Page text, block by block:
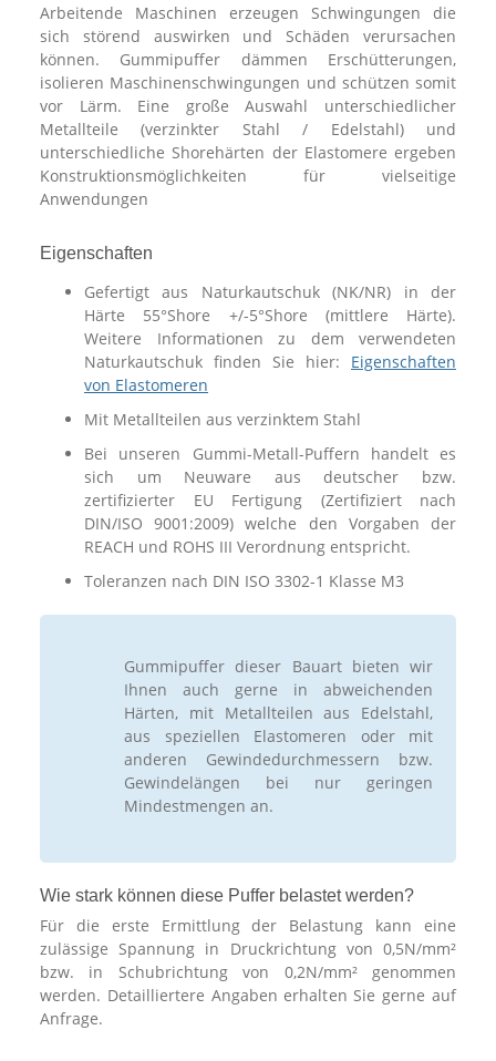
Arbeitende Maschinen erzeugen Schwingungen die
sich störend auswirken und Schäden verursachen
können. Gummipuffer dämmen Erschütterungen,
isolieren Maschinenschwingungen und schützen somit
vor Lärm. Eine große Auswahl unterschiedlicher
Metallteile (verzinkter Stahl / Edelstahl) und
unterschiedliche Shorehärten der Elastomere ergeben
Konstruktionsmöglichkeiten für vielseitige
Anwendungen
Eigenschaften
Gefertigt aus Naturkautschuk (NK/NR) in der
Härte 55°Shore +/-5°Shore (mittlere Härte).
Weitere Informationen zu dem verwendeten
Naturkautschuk finden Sie hier: Eigenschaften
von Elastomeren
Mit Metallteilen aus verzinktem Stahl
Bei unseren Gummi-Metall-Puffern handelt es
sich um Neuware aus deutscher bzw.
zertifizierter EU Fertigung (Zertifiziert nach
DIN/ISO 9001:2009) welche den Vorgaben der
REACH und ROHS III Verordnung entspricht.
Toleranzen nach DIN ISO 3302-1 Klasse M3
Gummipuffer dieser Bauart bieten wir
Ihnen auch gerne in abweichenden
Härten, mit Metallteilen aus Edelstahl,
aus speziellen Elastomeren oder mit
anderen Gewindedurchmessern bzw.
Gewindelängen bei nur geringen
Mindestmengen an.
Wie stark können diese Puffer belastet werden?
Für die erste Ermittlung der Belastung kann eine
zulässige Spannung in Druckrichtung von 0,5N/mm²
bzw. in Schubrichtung von 0,2N/mm² genommen
werden. Detailliertere Angaben erhalten Sie gerne auf
Anfrage.